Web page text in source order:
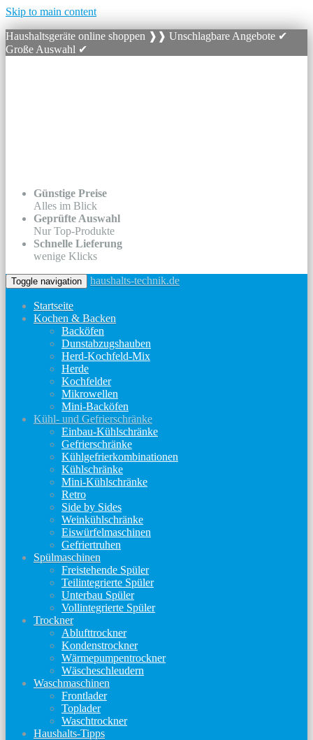
Skip to main content
Haushaltsgeräte online shoppen ❱❱ Unschlagbare Angebote ✔
Große Auswahl ✔
Günstige Preise
Alles im Blick
Geprüfte Auswahl
Nur Top-Produkte
Schnelle Lieferung
wenige Klicks
Toggle navigation haushalts-technik.de
Startseite
Kochen & Backen
Backöfen
Dunstabzugshauben
Herd-Kochfeld-Mix
Herde
Kochfelder
Mikrowellen
Mini-Backöfen
Kühl- und Gefrierschränke
Einbau-Kühlschränke
Gefrierschränke
Kühlgefrierkombinationen
Kühlschränke
Mini-Kühlschränke
Retro
Side by Sides
Weinkühlschränke
Eiswürfelmaschinen
Gefriertruhen
Spülmaschinen
Freistehende Spüler
Teilintegrierte Spüler
Unterbau Spüler
Vollintegrierte Spüler
Trockner
Ablufttrockner
Kondenstrockner
Wärmepumpentrockner
Wäscheschleudern
Waschmaschinen
Frontlader
Toplader
Waschtrockner
Haushalts-Tipps